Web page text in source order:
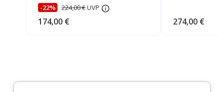
-22% 224,00 €UVP
174,00 € 274,00 €